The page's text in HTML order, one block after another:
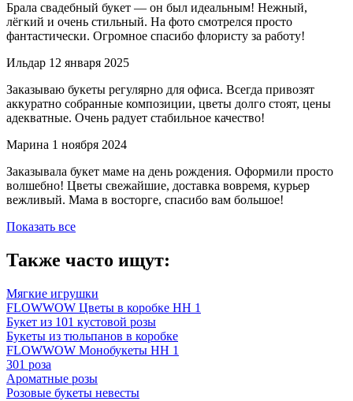
Брала свадебный букет — он был идеальным! Нежный,
лёгкий и очень стильный. На фото смотрелся просто
фантастически. Огромное спасибо флористу за работу!
Ильдар 12 января 2025
Заказываю букеты регулярно для офиса. Всегда привозят
аккуратно собранные композиции, цветы долго стоят, цены
адекватные. Очень радует стабильное качество!
Марина 1 ноября 2024
Заказывала букет маме на день рождения. Оформили просто
волшебно! Цветы свежайшие, доставка вовремя, курьер
вежливый. Мама в восторге, спасибо вам большое!
Показать все
Также часто ищут:
Мягкие игрушки
FLOWWOW Цветы в коробке НН 1
Букет из 101 кустовой розы
Букеты из тюльпанов в коробке
FLOWWOW Монобукеты НН 1
301 роза
Ароматные розы
Розовые букеты невесты